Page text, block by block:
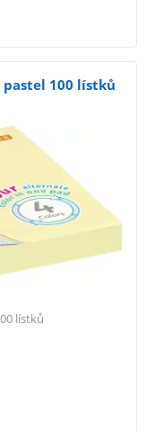
100 lístků
lístků